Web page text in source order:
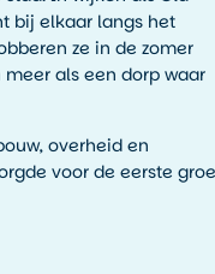
bij elkaar langs het
ze in de zomer
als een dorp waar
overheid en
voor de eerste